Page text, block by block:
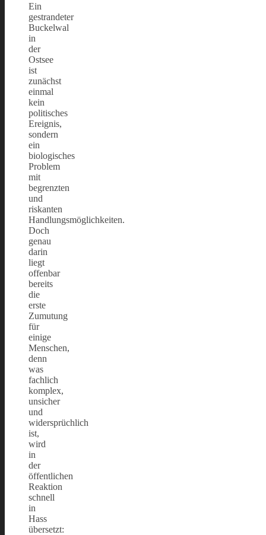
Ein
gestrandeter
Buckelwal
in
der
Ostsee
ist
zunächst
einmal
kein
politisches
Ereignis,
sondern
ein
biologisches
Problem
mit
begrenzten
und
riskanten
Handlungsmöglichkeiten.
Doch
genau
darin
liegt
offenbar
bereits
die
erste
Zumutung
für
einige
Menschen,
denn
was
fachlich
komplex,
unsicher
und
widersprüchlich
ist,
wird
in
der
öffentlichen
Reaktion
schnell
in
Hass
übersetzt: